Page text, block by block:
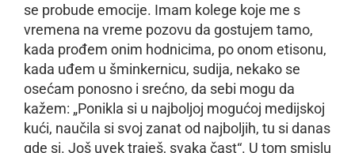
se probude emocije. Imam kolege koje me s
vremena na vreme pozovu da gostujem tamo,
kada prođem onim hodnicima, po onom etisonu,
kada uđem u šminkernicu, sudija, nekako se
osećam ponosno i srećno, da sebi mogu da
kažem: „Ponikla si u najboljoj mogućoj medijskoj
kući, naučila si svoj zanat od najboljih, tu si danas
gde si. Još uvek traješ, svaka čast“. U tom smislu